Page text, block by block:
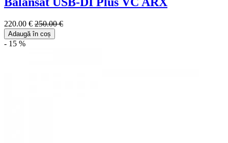
220.00 € 250.00 €
Adaugă în coș
- 15 %